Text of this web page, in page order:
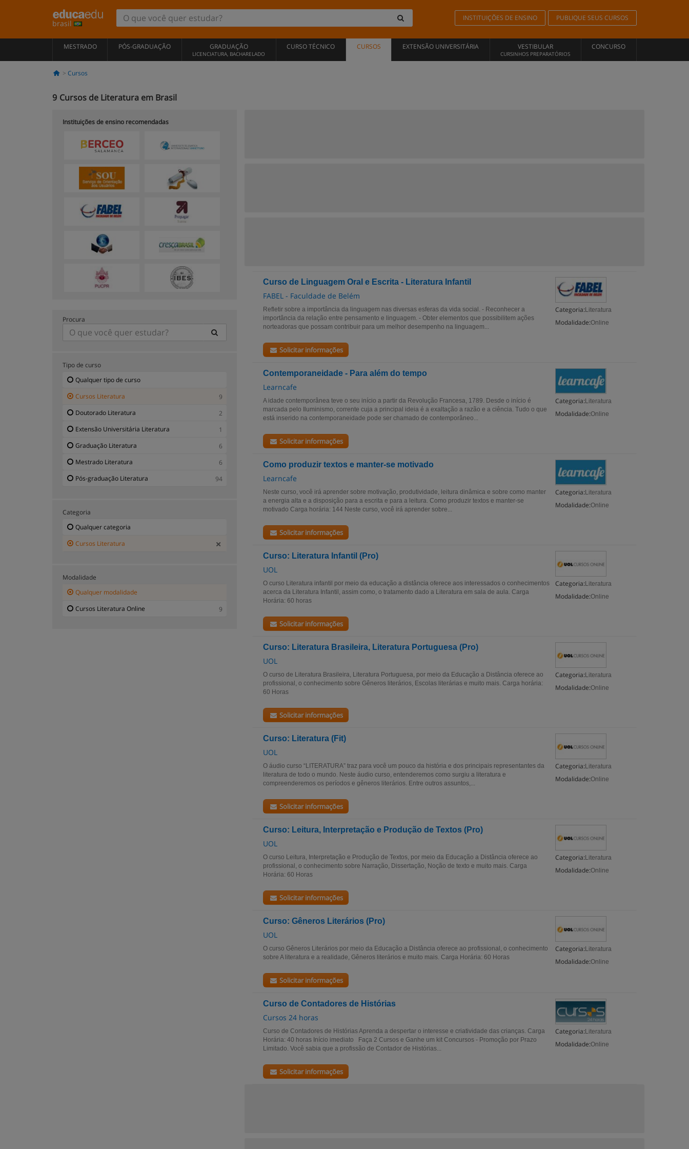
brasil
INSTITUIÇÕES DE ENSINO PUBLIQUE SEUS CURSOS
MESTRADO PÓS-GRADUAÇÃO GRADUAÇÃO
LICENCIATURA, BACHARELADO
CURSO TÉCNICO CURSOS EXTENSÃO UNIVERSITÁRIA VESTIBULAR
CURSINHOS PREPARATÓRIOS
CONCURSO
Cursos
9 Cursos de Literatura em Brasil
Curso de Linguagem Oral e Escrita - Literatura Infantil
FABEL - Faculdade de Belém
Categoria: Literatura
Modalidade:Online
Refletir sobre a importância da linguagem nas diversas esferas da vida social. - Reconhecer a
importância da relação entre pensamento e linguagem. - Obter elementos que possibilitem ações
norteadoras que possam contribuir para um melhor desempenho na linguagem...
Solicitar informações
Contemporaneidade - Para além do tempo
Learncafe
Categoria: Literatura
Modalidade:Online
A idade contemporânea teve o seu início a partir da Revolução Francesa, 1789. Desde o início é
marcada pelo Iluminismo, corrente cuja a principal ideia é a exaltação a razão e a ciência. Tudo o que
está inserido na contemporaneidade pode ser chamado de contemporâneo...
Solicitar informações
Como produzir textos e manter-se motivado
Learncafe
Categoria: Literatura
Modalidade:Online
Neste curso, você irá aprender sobre motivação, produtividade, leitura dinâmica e sobre como manter
a energia alta e a disposição para a escrita e para a leitura. Como produzir textos e manter-se
motivado Carga horária: 144 Neste curso, você irá aprender sobre...
Solicitar informações
Curso: Literatura Infantil (Pro)
UOL
Categoria: Literatura
Modalidade:Online
O curso Literatura infantil por meio da educação a distância oferece aos interessados o conhecimentos
acerca da Literatura Infantil, assim como, o tratamento dado a Literatura em sala de aula. Carga
Horária: 60 horas
Solicitar informações
Curso: Literatura Brasileira, Literatura Portuguesa (Pro)
UOL
Categoria: Literatura
Modalidade:Online
O curso de Literatura Brasileira, Literatura Portuguesa, por meio da Educação a Distância oferece ao
profissional, o conhecimento sobre Gêneros literários, Escolas literárias e muito mais. Carga horária:
60 Horas
Solicitar informações
Curso: Literatura (Fit)
UOL
Categoria: Literatura
Modalidade:Online
O áudio curso “LITERATURA” traz para você um pouco da história e dos principais representantes da
literatura de todo o mundo. Neste áudio curso, entenderemos como surgiu a literatura e
compreenderemos os períodos e gêneros literários. Entre outros assuntos,...
Solicitar informações
Curso: Leitura, Interpretação e Produção de Textos (Pro)
UOL
Categoria: Literatura
Modalidade:Online
O curso Leitura, Interpretação e Produção de Textos, por meio da Educação a Distância oferece ao
profissional, o conhecimento sobre Narração, Dissertação, Noção de texto e muito mais. Carga
Horária: 60 Horas
Solicitar informações
Curso: Gêneros Literários (Pro)
UOL
Categoria: Literatura
Modalidade:Online
O curso Gêneros Literários por meio da Educação a Distância oferece ao profissional, o conhecimento
sobre A literatura e a realidade, Gêneros literários e muito mais. Carga Horária: 60 Horas
Solicitar informações
Curso de Contadores de Histórias
Cursos 24 horas
Categoria: Literatura
Modalidade:Online
Curso de Contadores de Histórias Aprenda a despertar o interesse e criatividade das crianças. Carga
Horária: 40 horas Início imediato Faça 2 Cursos e Ganhe um kit Concursos - Promoção por Prazo
Limitado. Você sabia que a profissão de Contador de Histórias...
Solicitar informações
Instituições de ensino recomendadas
Procura
Tipo de curso
Qualquer tipo de curso
Cursos Literatura
9
Doutorado Literatura
2
Extensão Universitária Literatura
1
Graduação Literatura
6
Mestrado Literatura
6
Pós-graduação Literatura
94
Categoria
Qualquer categoria
Cursos Literatura
Modalidade
Qualquer modalidade
Cursos Literatura Online
9